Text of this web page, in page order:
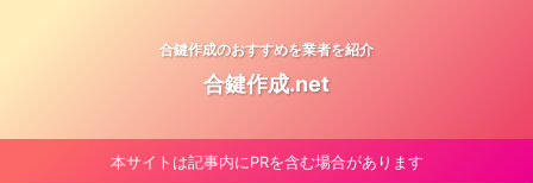
合鍵作成のおすすめを業者を紹介
合鍵作成.net
本サイトは記事内にPRを含む場合があります